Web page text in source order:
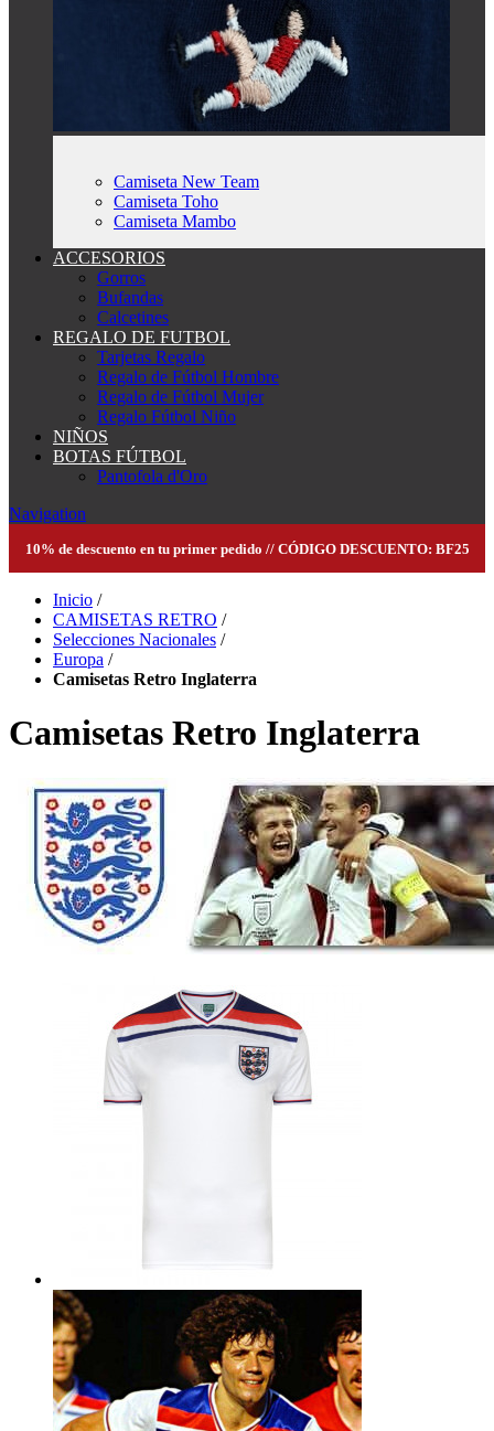
Camiseta New Team
Camiseta Toho
Camiseta Mambo
ACCESORIOS
Gorros
Bufandas
Calcetines
REGALO DE FUTBOL
Tarjetas Regalo
Regalo de Fútbol Hombre
Regalo de Fútbol Mujer
Regalo Fútbol Niño
NIÑOS
BOTAS FÚTBOL
Pantofola d'Oro
Navigation
10% de descuento en tu primer pedido // CÓDIGO DESCUENTO: BF25
Inicio /
CAMISETAS RETRO /
Selecciones Nacionales /
Europa /
Camisetas Retro Inglaterra
Camisetas Retro Inglaterra